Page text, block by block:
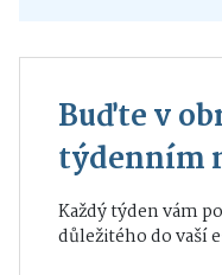
Buďte v
týdenním
Každý týden vám
důležitého do vaší